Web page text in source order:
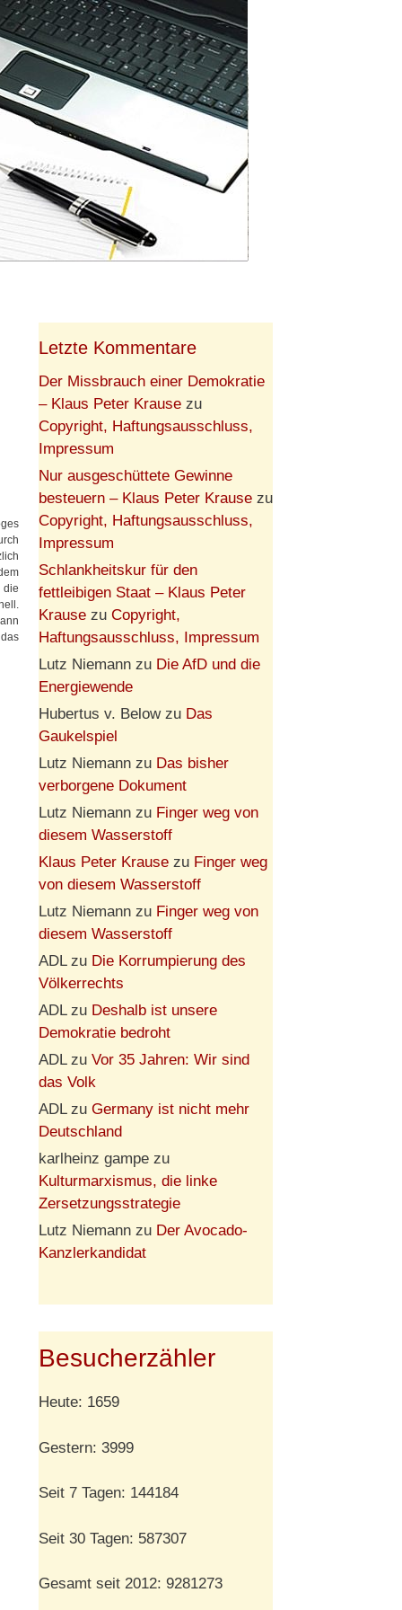
die
Letzte Kommentare
Der Missbrauch einer Demokratie
– Klaus Peter Krause zu
Copyright, Haftungsausschluss,
Impressum
Nur ausgeschüttete Gewinne
besteuern – Klaus Peter Krause zu
Copyright, Haftungsausschluss,
Impressum
Schlankheitskur für den
fettleibigen Staat – Klaus Peter
Krause zu Copyright,
Haftungsausschluss, Impressum
Lutz Niemann zu Die AfD und die
Energiewende
Hubertus v. Belowzu Das
Gaukelspiel
Lutz Niemann zu Das bisher
verborgene Dokument
Lutz Niemann zu Finger weg von
diesem Wasserstoff
Klaus Peter Krause zu Finger weg
von diesem Wasserstoff
Lutz Niemann zu Finger weg von
diesem Wasserstoff
ADLzu Die Korrumpierung des
Völkerrechts
ADLzu Deshalb ist unsere
Demokratie bedroht
ADLzu Vor 35 Jahren: Wir sind
das Volk
ADLzu Germany ist nicht mehr
Deutschland
karlheinz gampe zu
Kulturmarxismus, die linke
Zersetzungsstrategie
Lutz Niemann zu Der Avocado-
Kanzlerkandidat
Besucherzähler
Heute: 1659
Gestern: 3999
Seit 7 Tagen: 144184
Seit 30 Tagen: 587307
Gesamt seit 2012: 9281273